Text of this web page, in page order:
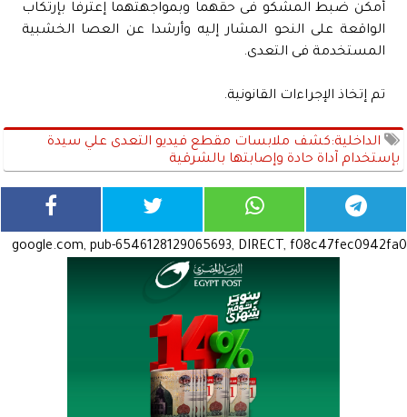
أمكن ضبط المشكو فى حقهما وبمواجهتهما إعترفا بإرتكاب
الواقعة على النحو المشار إليه وأرشدا عن العصا الخشبية
المستخدمة فى التعدى.
تم إتخاذ الإجراءات القانونية.
الداخلية:كشف ملابسات مقطع فيديو التعدى علي سيدة
بإستخدام آداة حادة وإصابتها بالشرقية
google.com, pub-6546128129065693, DIRECT, f08c47fec0942fa0